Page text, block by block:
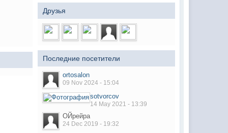
Друзья
Последние посетители
ortosalon
09 Nov 2024 - 15:04
sotvorcov
14 May 2021 - 13:39
ОЙрейра
24 Dec 2019 - 19:32